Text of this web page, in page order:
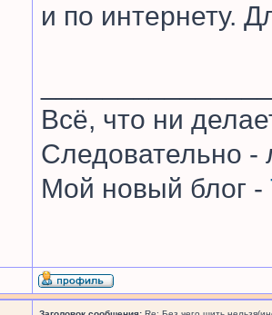
и по интернету.
Всё, что ни
Следовательно -
Мой новый блог -